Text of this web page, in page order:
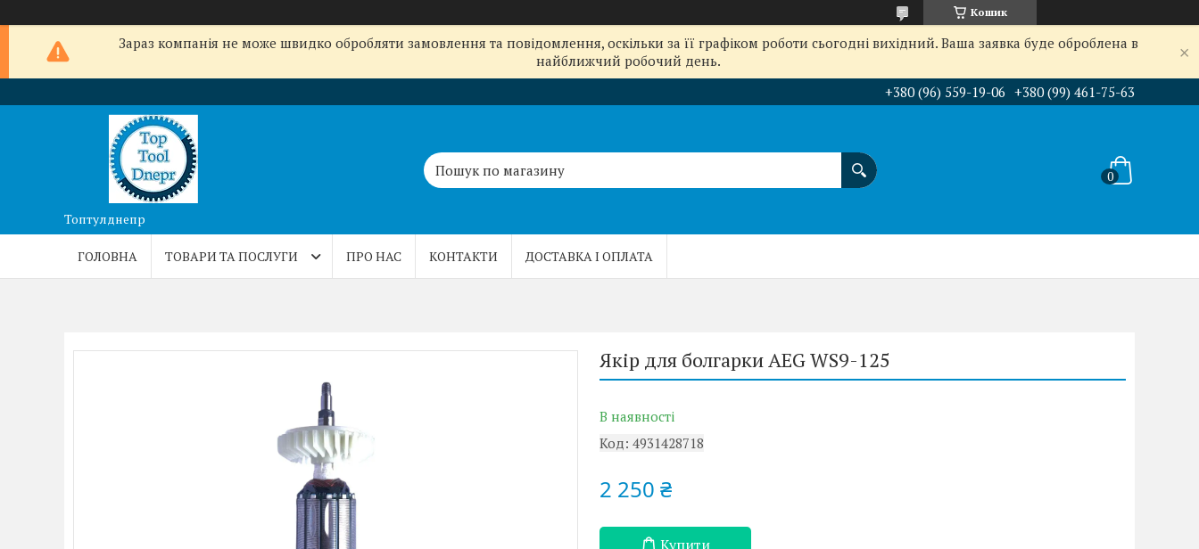
Кошик
Зараз компанія не може швидко обробляти замовлення та повідомлення, оскільки за її графіком роботи сьогодні вихідний. Ваша заявка буде оброблена в
найближчий робочий день.
+380 (96) 559-19-06 +380 (99) 461-75-63
Топтулднепр
ГОЛОВНА ТОВАРИ ТА ПОСЛУГИ ПРО НАС КОНТАКТИ ДОСТАВКА І ОПЛАТА
Якір для болгарки AEG WS9-125
В наявності
Код: 4931428718
2 250 ₴
Купити